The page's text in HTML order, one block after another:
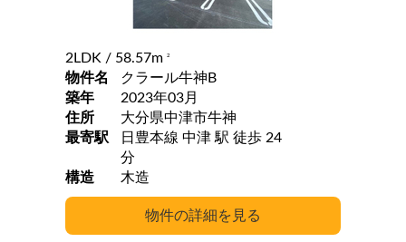
2LDK / 58.57m 2
物件名
クラール牛神B
築年
2023年03月
住所
大分県中津市牛神
最寄駅
日豊本線 中津 駅 徒歩 24
分
構造
木造